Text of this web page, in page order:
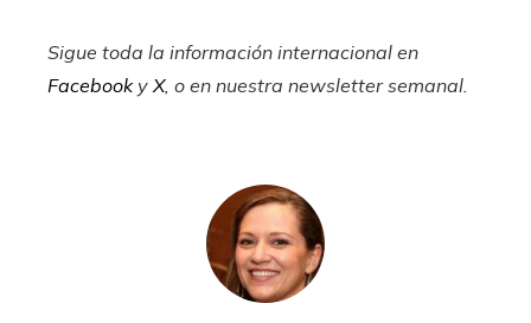
Sigue toda la información internacional en
Facebooky X, o en nuestra newsletter semanal